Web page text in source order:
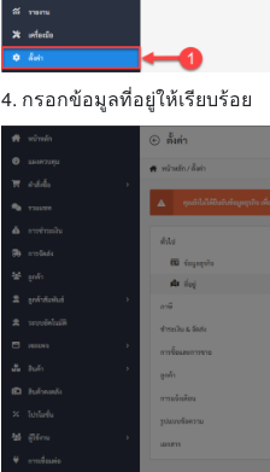
4. กรอกข้อมูลที่อยู่ให้เรียบร้อย